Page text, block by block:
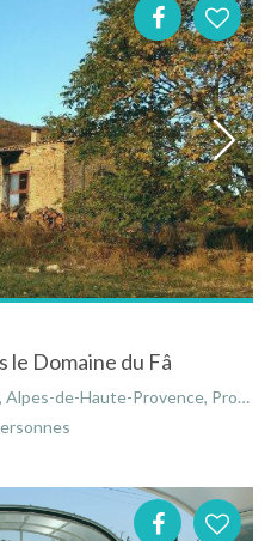
le Domaine du Fâ
Provence-Alpes-Côte d'Azur, France